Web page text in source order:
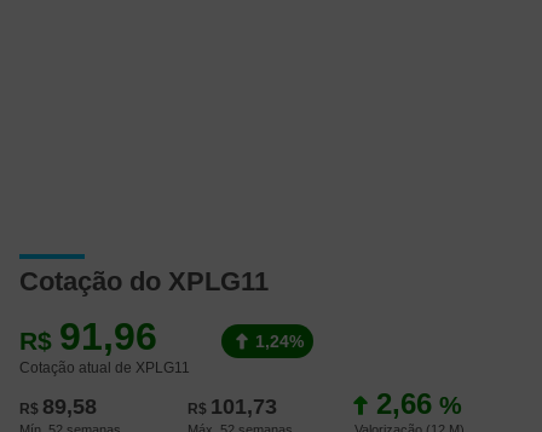
Cotação do XPLG11
R$ 91,96
Cotação atual de XPLG11
1,24%
R$ 89,58 R$ 101,73 2,66 %